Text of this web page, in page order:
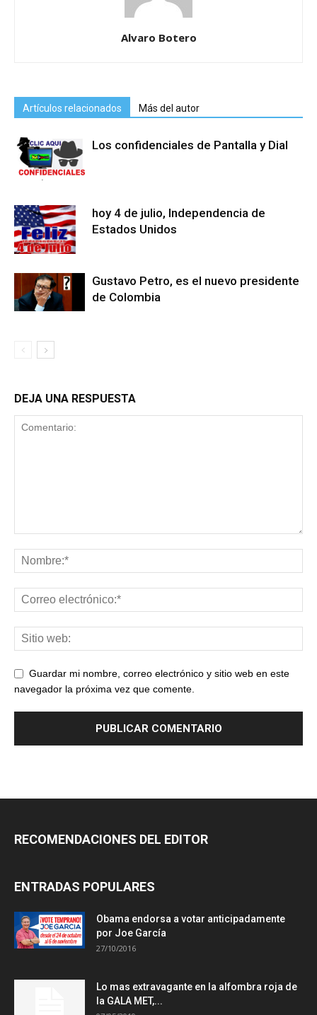
Alvaro Botero
Artículos relacionados Más del autor
Los confidenciales de Pantalla y Dial
hoy 4 de julio, Independencia de
Estados Unidos
Gustavo Petro, es el nuevo presidente
de Colombia
DEJA UNA RESPUESTA
Guardar mi nombre, correo electrónico y sitio web en este
navegador la próxima vez que comente.
RECOMENDACIONES DEL EDITOR
ENTRADAS POPULARES
Obama endorsa a votar anticipadamente
por Joe García
27/10/2016
Lo mas extravagante en la alfombra roja de
la GALA MET,...